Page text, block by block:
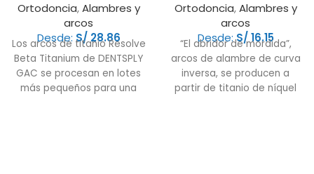
Ortodoncia,Alambres y
arcos
Desde: S/ 28.86
Los arcos de titanio Resolve
Beta Titanium de DENTSPLY
GAC se procesan en lotes
más pequeños para una
Ortodoncia,Alambres y
arcos
Desde:S/ 16.15
“El abridor de mordida”,
arcos de alambre de curva
inversa, se producen a
partir de titanio de níquel